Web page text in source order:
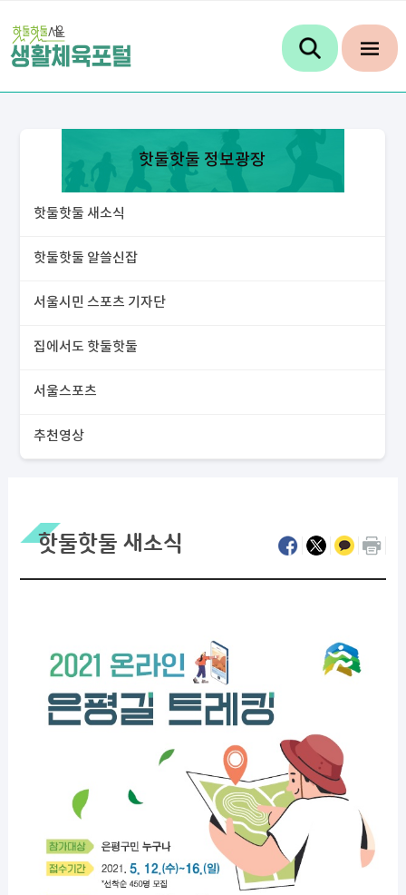
핫둘핫둘 정보광장
핫둘핫둘 새소식
핫둘핫둘 알쓸신잡
서울시민 스포츠 기자단
집에서도 핫둘핫둘
서울스포츠
추천영상
핫둘핫둘 새소식